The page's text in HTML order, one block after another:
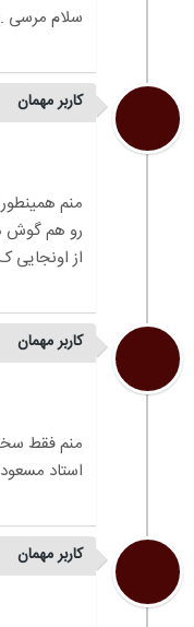
کاربر مهمان
منم
رو هم گوش
کاربر مهمان
منم فقط
کاربر مهمان